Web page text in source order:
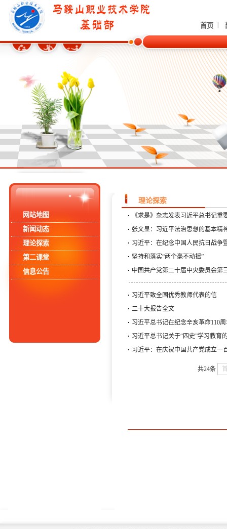
首页
网站地图
新闻动态
理论探索
第二课堂
信息公告
理论探索
· 《求是》杂志发表习近平总书记
· 张文显：习近平法治思想的基本精
· 习近平：在纪念中国人民抗日战争
· 坚持和落实“两个毫不动摇”
· 中国共产党第二十届中央委员会第
· 习近平致全国优秀教师代表的信
· 二十大报告全文
· 习近平总书记在纪念辛亥革命110
· 习近平总书记关于“四史”学习教育
· 习近平：在庆祝中国共产党成立一
共24条